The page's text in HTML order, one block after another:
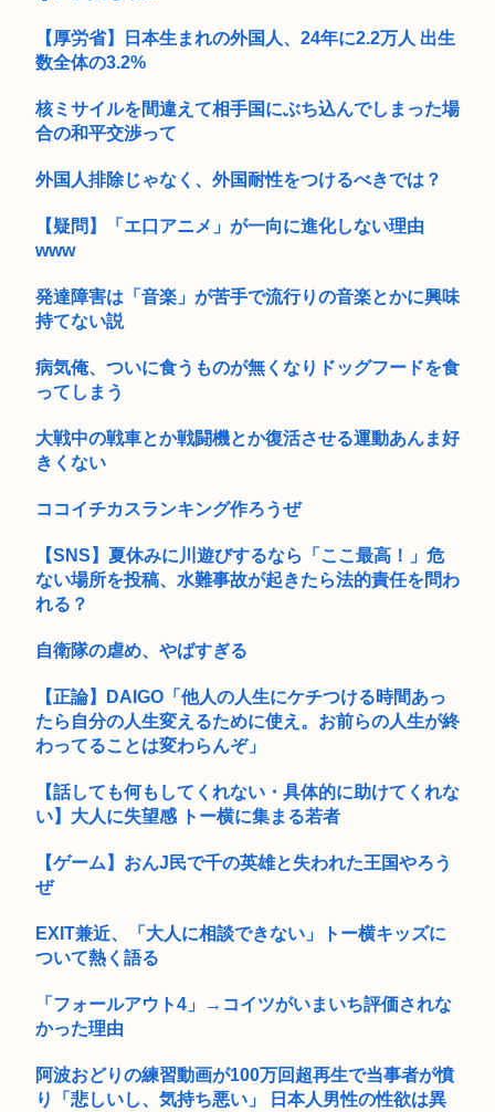
『ポケモンカード』バンダイのカードゲームも転売対策に”マ
イナンバ...
70過ぎてからドラクエ10を始めたおじさん、急逝したせいで娘
に色...
川で溺れた息子(11)を助けようとした父親(40)が死亡 ...
高市早苗「寝てない」それは分かったが「徹夜したので辛くて
宿題やっ...
で現状維...
品がこ...
【厚労省】日本生まれの外国人、24年に2.2万人 出生
数全体の3.2%
核ミサイルを間違えて相手国にぶち込んでしまった場
合の和平交渉って
外国人排除じゃなく、外国耐性をつけるべきでは？
【疑問】「エ口アニメ」が一向に進化しない理由
www
発達障害は「音楽」が苦手で流行りの音楽とかに興味
持てない説
病気俺、ついに食うものが無くなりドッグフードを食
ってしまう
大戦中の戦車とか戦闘機とか復活させる運動あんま好
きくない
ココイチカスランキング作ろうぜ
【SNS】夏休みに川遊びするなら「ここ最高！」危
ない場所を投稿、水難事故が起きたら法的責任を問わ
れる？
自衛隊の虐め、やばすぎる
【正論】DAIGO「他人の人生にケチつける時間あっ
たら自分の人生変えるために使え。お前らの人生が終
わってることは変わらんぞ」
【話しても何もしてくれない・具体的に助けてくれな
い】大人に失望感 トー横に集まる若者
【ゲーム】おんJ民で千の英雄と失われた王国やろう
ぜ
EXIT兼近、「大人に相談できない」トー横キッズに
ついて熱く語る
「フォールアウト4」→コイツがいまいち評価されな
かった理由
阿波おどりの練習動画が100万回超再生で当事者が憤
り「悲しいし、気持ち悪い」 日本人男性の性欲は異